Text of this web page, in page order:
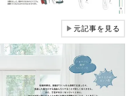
▶元記事を見る